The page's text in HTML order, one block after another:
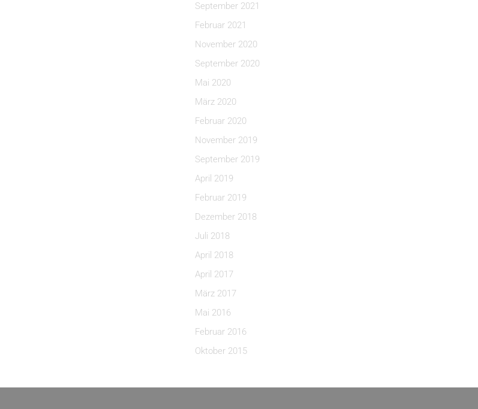
September 2021
Februar 2021
November 2020
September 2020
Mai 2020
März 2020
Februar 2020
November 2019
September 2019
April 2019
Februar 2019
Dezember 2018
Juli 2018
April 2018
April 2017
März 2017
Mai 2016
Februar 2016
Oktober 2015